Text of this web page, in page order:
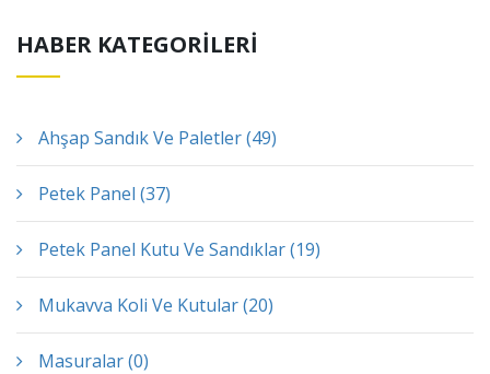
HABER KATEGORİLERİ
Ahşap Sandık Ve Paletler (49)
Petek Panel (37)
Petek Panel Kutu Ve Sandıklar (19)
Mukavva Koli Ve Kutular (20)
Masuralar (0)